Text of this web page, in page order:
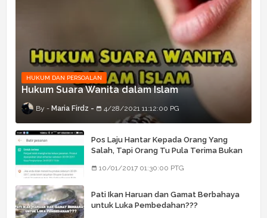
HUKUM DAN PERSOALAN
Hukum Suara Wanita dalam Islam
Maria Firdz 4/28/2021 11:12:00 PG
Pos Laju Hantar Kepada Orang Yang
Salah, Tapi Orang Tu Pula Terima Bukan
10/01/2017 01:30:00 PTG
Pati Ikan Haruan dan Gamat Berbahaya
untuk Luka Pembedahan???